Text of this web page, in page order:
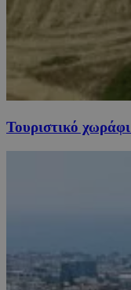
Τουριστικό